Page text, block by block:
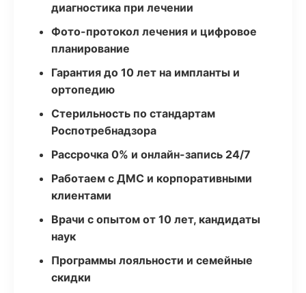
диагностика при лечении
Фото-протокол лечения и цифровое
планирование
Гарантия до 10 лет на импланты и
ортопедию
Стерильность по стандартам
Роспотребнадзора
Рассрочка 0% и онлайн-запись 24/7
Работаем с ДМС и корпоративными
клиентами
Врачи с опытом от 10 лет, кандидаты
наук
Программы лояльности и семейные
скидки